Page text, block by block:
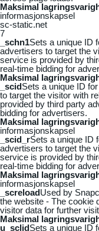
Maksimal
informasjonskapsel
sc-static.net
7
_schn1Sets a unique ID
advertisers to target the
service is provided by
real-time bidding for
Maksimal
_scidSets a unique ID
to target the visitor with
provided by third party
bidding for advertisers.
Maksimal
informasjonskapsel
_scid_rSets a unique ID
advertisers to target the
service is provided by
real-time bidding for
Maksimal
informasjonskapsel
_screloadUsed by
the website - The cookie
visitor data for further
Maksimal
u_sclidSets a unique ID